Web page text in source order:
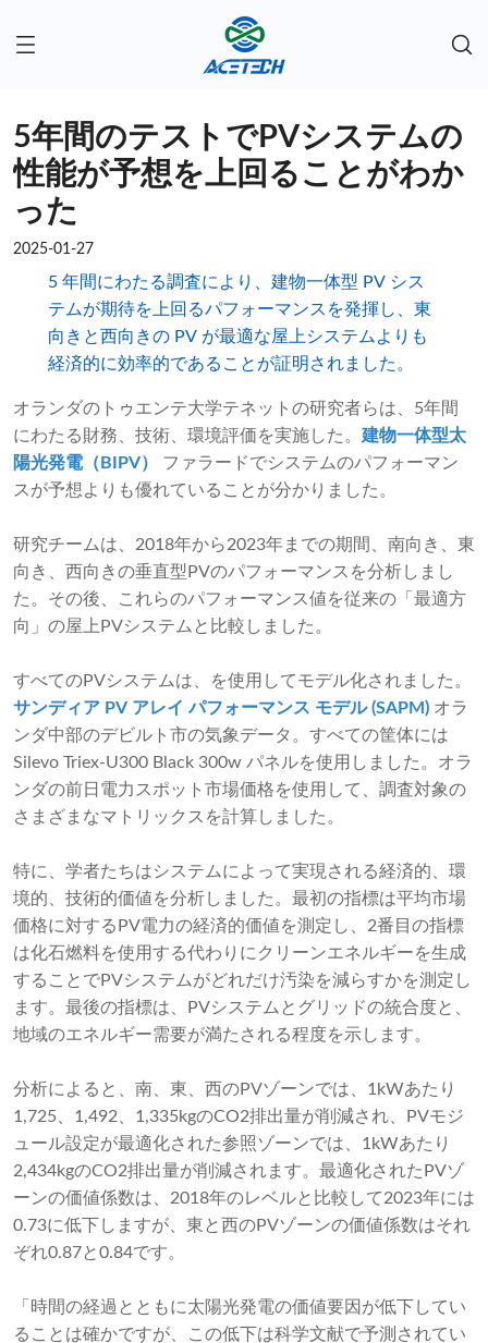
5年間のテストでPVシステムの
性能が予想を上回ることがわか
った
2025-01-27
5 年間にわたる調査により、建物一体型 PV シス
テムが期待を上回るパフォーマンスを発揮し、東
向きと西向きの PV が最適な屋上システムよりも
経済的に効率的であることが証明されました。
オランダのトゥエンテ大学テネットの研究者らは、5年間
にわたる財務、技術、環境評価を実施した。 建物一体型太
陽光発電（BIPV）
ファラードでシステムのパフォーマン
スが予想よりも優れていることが分かりました。
研究チームは、2018年から2023年までの期間、南向き、東
向き、西向きの垂直型PVのパフォーマンスを分析しまし
た。その後、これらのパフォーマンス値を従来の「最適方
向」の屋上PVシステムと比較しました。
すべてのPVシステムは、を使用してモデル化されました。
サンディア PV アレイ パフォーマンス モデル (SAPM) オラ
ンダ中部のデビルト市の気象データ。すべての筐体には
Silevo Triex-U300 Black 300w パネルを使用しました。オラ
ンダの前日電力スポット市場価格を使用して、調査対象の
さまざまなマトリックスを計算しました。
特に、学者たちはシステムによって実現される経済的、環
境的、技術的価値を分析しました。最初の指標は平均市場
価格に対するPV電力の経済的価値を測定し、2番目の指標
は化石燃料を使用する代わりにクリーンエネルギーを生成
することでPVシステムがどれだけ汚染を減らすかを測定し
ます。最後の指標は、PVシステムとグリッドの統合度と、
地域のエネルギー需要が満たされる程度を示します。
分析によると、南、東、西のPVゾーンでは、1kWあたり
1,725、1,492、1,335kgのCO2排出量が削減され、PVモジ
ュール設定が最適化された参照ゾーンでは、1kWあたり
2,434kgのCO2排出量が削減されます。最適化されたPVゾ
ーンの価値係数は、2018年のレベルと比較して2023年には
0.73に低下しますが、東と西のPVゾーンの価値係数はそれ
ぞれ0.87と0.84です。
「時間の経過とともに太陽光発電の価値要因が低下してい
ることは確かですが、この低下は科学文献で予測されてい